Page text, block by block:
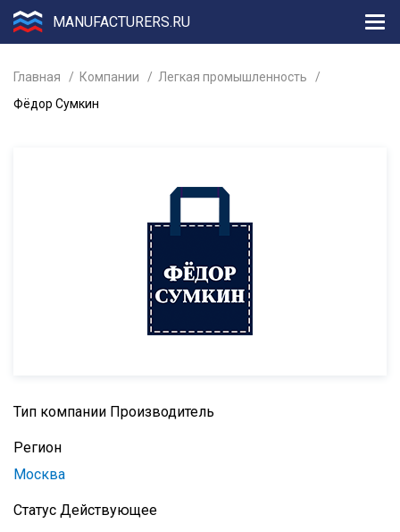
MANUFACTURERS.RU
Главная Компании
Легкая промышленность
Фёдор Сумкин
Тип компании Производитель
Регион
Москва
Статус Действующее